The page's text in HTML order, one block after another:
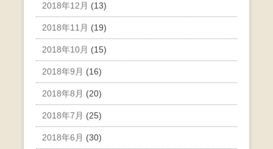
2018年12月 (13)
2018年11月 (19)
2018年10月 (15)
2018年9月 (16)
2018年8月 (20)
2018年7月 (25)
2018年6月 (30)